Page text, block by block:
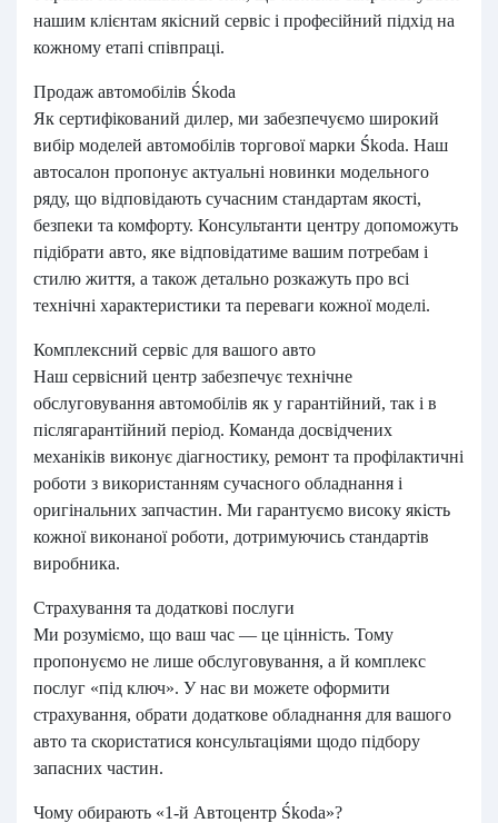
нашим клієнтам якісний сервіс і професійний підхід на
кожному етапі співпраці.
Продаж автомобілів Śkoda
Як сертифікований дилер, ми забезпечуємо широкий
вибір моделей автомобілів торгової марки Śkoda. Наш
автосалон пропонує актуальні новинки модельного
ряду, що відповідають сучасним стандартам якості,
безпеки та комфорту. Консультанти центру допоможуть
підібрати авто, яке відповідатиме вашим потребам і
стилю життя, а також детально розкажуть про всі
технічні характеристики та переваги кожної моделі.
Комплексний сервіс для вашого авто
Наш сервісний центр забезпечує технічне
обслуговування автомобілів як у гарантійний, так і в
післягарантійний період. Команда досвідчених
механіків виконує діагностику, ремонт та профілактичні
роботи з використанням сучасного обладнання і
оригінальних запчастин. Ми гарантуємо високу якість
кожної виконаної роботи, дотримуючись стандартів
виробника.
Страхування та додаткові послуги
Ми розуміємо, що ваш час — це цінність. Тому
пропонуємо не лише обслуговування, а й комплекс
послуг «під ключ». У нас ви можете оформити
страхування, обрати додаткове обладнання для вашого
авто та скористатися консультаціями щодо підбору
запасних частин.
Чому обирають «1-й Автоцентр Śkoda»?